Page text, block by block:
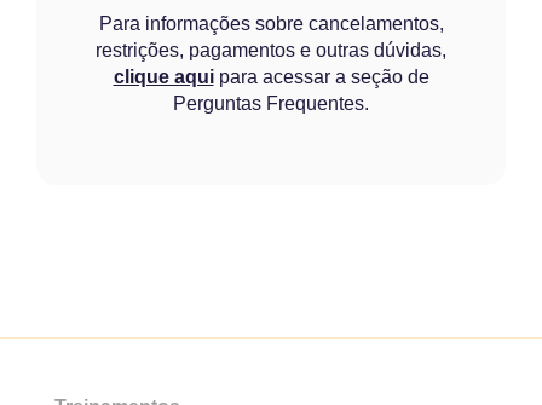
Para informações sobre cancelamentos,
restrições, pagamentos e outras dúvidas,
clique aquipara acessar a seção de
Perguntas Frequentes.